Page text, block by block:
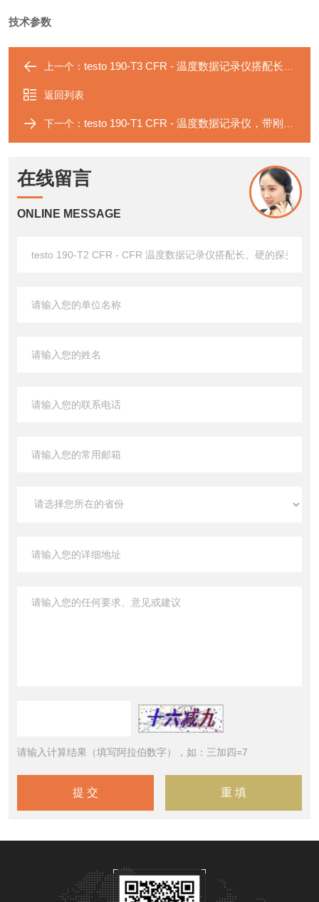
技术参数
上一个： testo 190-T3 CFR - 温度数据记录仪搭配长、可弯曲的探头
返回列表
下一个： testo 190-T1 CFR - 温度数据记录仪，带刚性短探头
在线留言
ONLINE MESSAGE
请输入计算结果（填写阿拉伯数字），如：三加四=7